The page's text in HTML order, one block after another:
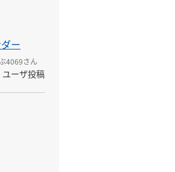
ー
4069さん
ーザ投稿